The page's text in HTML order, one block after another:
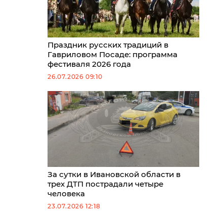
Праздник русских традиций в
Гавриловом Посаде: программа
фестиваля 2026 года
26.07.2026 09:10
За сутки в Ивановской области в
трех ДТП пострадали четыре
человека
23.07.2026 12:18